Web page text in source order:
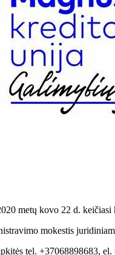
metų kovo 22 d.
mokestis
tel. +37068898683, el.